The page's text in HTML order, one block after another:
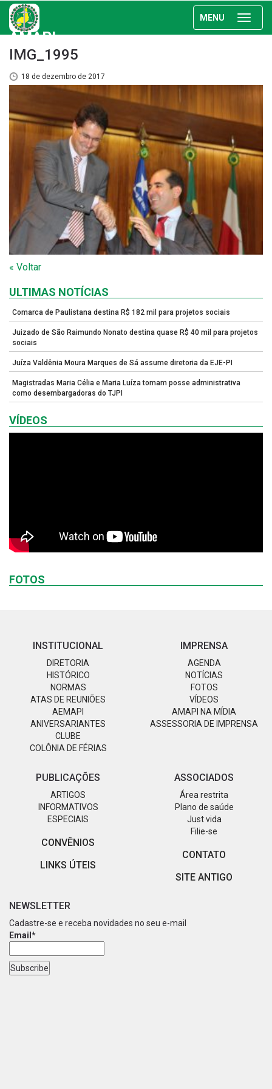
MENU
AMAPI
IMG_1995
18 de dezembro de 2017
« Voltar
ULTIMAS NOTÍCIAS
Comarca de Paulistana destina R$ 182 mil para projetos sociais
Juizado de São Raimundo Nonato destina quase R$ 40 mil para projetos
sociais
Juíza Valdênia Moura Marques de Sá assume diretoria da EJE-PI
Magistradas Maria Célia e Maria Luíza tomam posse administrativa
como desembargadoras do TJPI
VÍDEOS
FOTOS
INSTITUCIONAL
DIRETORIA
HISTÓRICO
NORMAS
ATAS DE REUNIÕES
AEMAPI
ANIVERSARIANTES
CLUBE
COLÔNIA DE FÉRIAS
IMPRENSA
AGENDA
NOTÍCIAS
FOTOS
VÍDEOS
AMAPI NA MÍDIA
ASSESSORIA DE IMPRENSA
PUBLICAÇÕES
ARTIGOS
INFORMATIVOS
ESPECIAIS
CONVÊNIOS
LINKS ÚTEIS
ASSOCIADOS
Área restrita
Plano de saúde
Just vida
Filie-se
CONTATO
SITE ANTIGO
NEWSLETTER
Cadastre-se e receba novidades no seu e-mail
Email*